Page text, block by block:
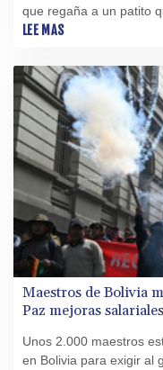
que regaña a un patito
ala.
LEE MAS
Maestros de Bolivia
Paz mejoras salariales
Unos 2.000 maestros
en Bolivia para exigir al